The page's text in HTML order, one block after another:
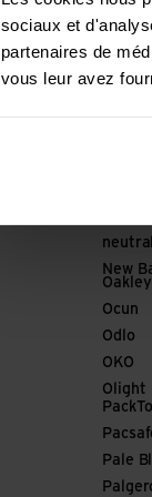
sociaux et
partenaires de
vous leur avez
Marco
Marker
neutral
New
Oakley
Ocun
Odlo
OKO
Olight
Pale